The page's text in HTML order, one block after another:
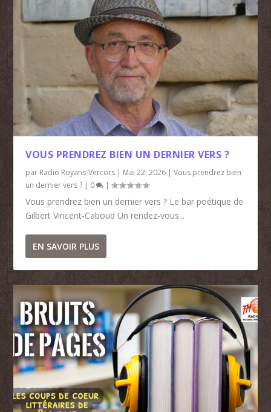
VOUS PRENDREZ BIEN UN DERNIER VERS ?
par Radio Royans-Vercors | Mai 22, 2026 |Vous prendrez bien
un dernier vers ? | 0 |
Vous prendrez bien un dernier vers ? Le bar poétique de
Gilbert Vincent-Caboud Un rendez-vous...
EN SAVOIR PLUS